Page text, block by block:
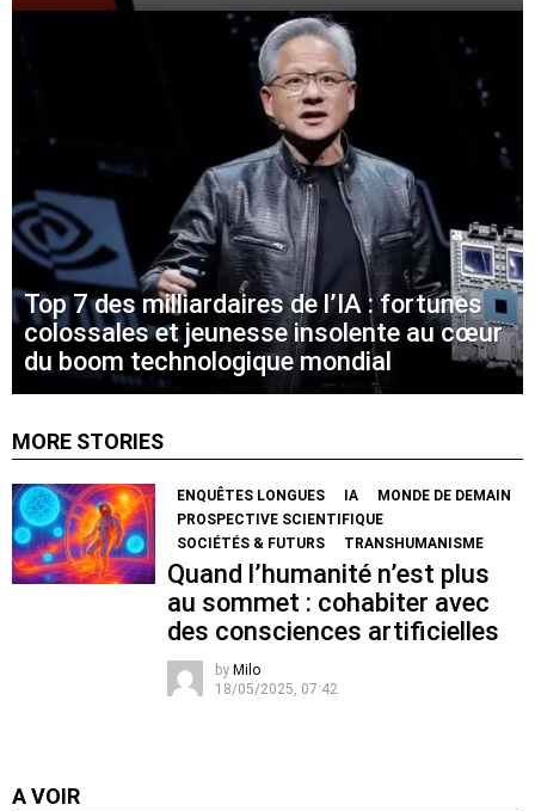
Top 7 des milliardaires de l’IA : fortunes
colossales et jeunesse insolente au cœur
du boom technologique mondial
MORE STORIES
ENQUÊTES LONGUES IA
MONDE DE DEMAIN
PROSPECTIVE SCIENTIFIQUE
SOCIÉTÉS & FUTURS
TRANSHUMANISME
Quand l’humanité n’est plus
au sommet : cohabiter avec
des consciences artificielles
by Milo
18/05/2025, 07:42
A VOIR